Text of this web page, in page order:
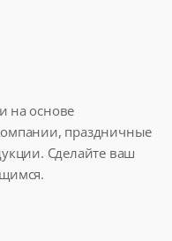
на основе
праздничные
Сделайте ваш